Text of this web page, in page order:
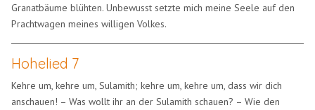
Granatbäume blühten. Unbewusst setzte mich meine Seele auf den
Prachtwagen meines willigen Volkes.
Hohelied 7
Kehre um, kehre um, Sulamith; kehre um, kehre um, dass wir dich
anschauen! – Was wollt ihr an der Sulamith schauen? – Wie den